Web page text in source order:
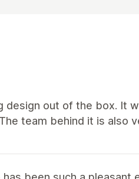
design out of the box. It
team behind it is also